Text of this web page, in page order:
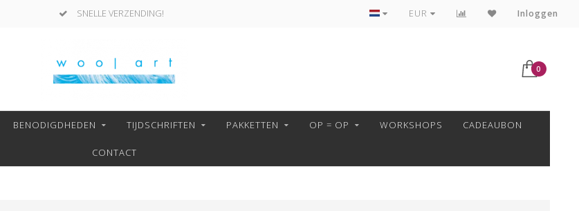
SNELLE VERZENDING! VEILIG BETALEN MET MOLLIE!
EUR Inloggen
0
BENODIGDHEDEN TIJDSCHRIFTEN PAKKETTEN OP = OP WORKSHOPS CADEAUBON
CONTACT